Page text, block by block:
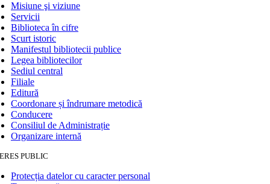
Misiune şi viziune
Servicii
Biblioteca în cifre
Scurt istoric
Manifestul bibliotecii publice
Legea bibliotecilor
Sediul central
Filiale
Editură
Coordonare și îndrumare metodică
Conducere
Consiliul de Administrație
Organizare internă
PUBLIC
Protecția datelor cu caracter personal